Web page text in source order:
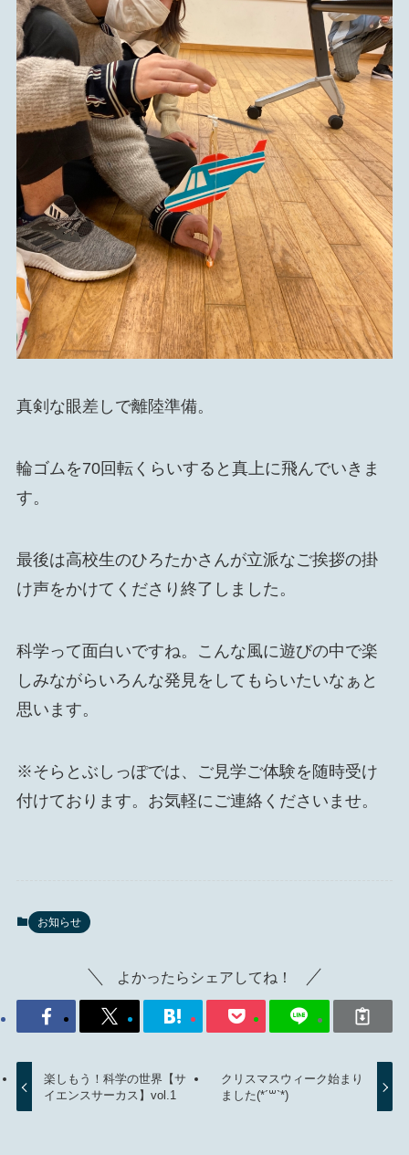
真剣な眼差しで離陸準備。
輪ゴムを70回転くらいすると真上に飛んでいきま
す。
最後は高校生のひろたかさんが立派なご挨拶の掛
け声をかけてくださり終了しました。
科学って面白いですね。こんな風に遊びの中で楽
しみながらいろんな発見をしてもらいたいなぁと
思います。
※そらとぶしっぽでは、ご見学ご体験を随時受け
付けております。お気軽にご連絡くださいませ。
お知らせ
よかったらシェアしてね！
楽しもう！科学の世界【サ
イエンスサーカス】vol.1
クリスマスウィーク始まり
ました(*´꒳`*)